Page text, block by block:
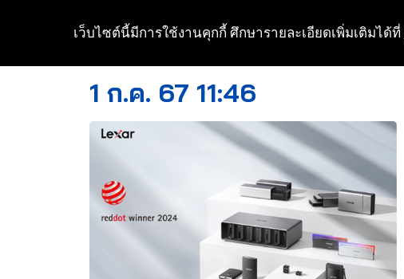
to
1 ก.ค. 67 11:46
เว็บไซต์นี้มีการใช้งานคุกกี้ ศึกษารายละเอียดเพิ่มเติมได้ที่